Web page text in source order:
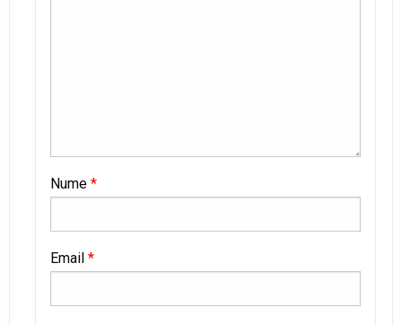
Nume *
Email *